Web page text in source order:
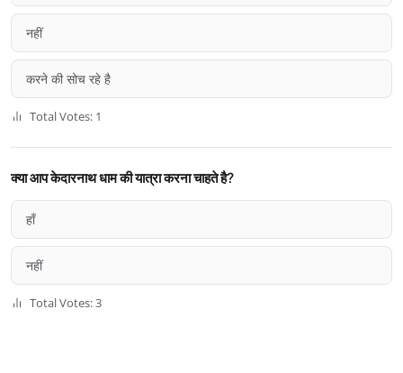
नहीं
करने की सोच रहे है
Total Votes: 1
क्या आप केदारनाथ धाम की यात्रा करना चाहते है?
हाँ
नहीं
Total Votes: 3